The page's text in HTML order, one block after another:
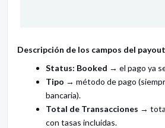
Descripción de los campos del payout
Status: Booked → el pago ya
Tipo → método de pago
bancaria).
Total de Transacciones →
con tasas incluidas.